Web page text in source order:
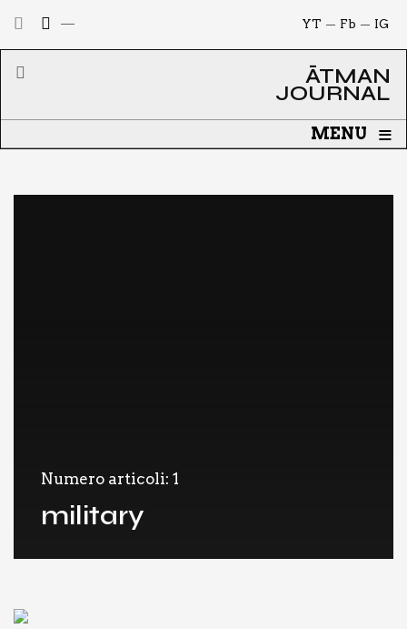
IG
Fb
YT
ĀTMAN
JOURNAL
MENU ≡
Numero articoli: 1
military